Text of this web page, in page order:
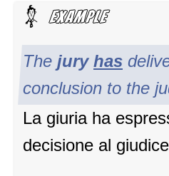
The jury has
conclusion to the
La giuria ha
decisione al